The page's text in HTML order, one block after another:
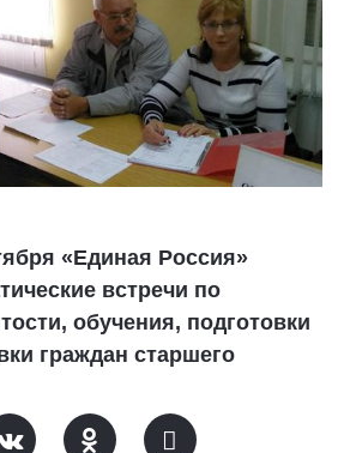
«Единая Россия»
встречи по
обучения, подготовки
граждан старшего